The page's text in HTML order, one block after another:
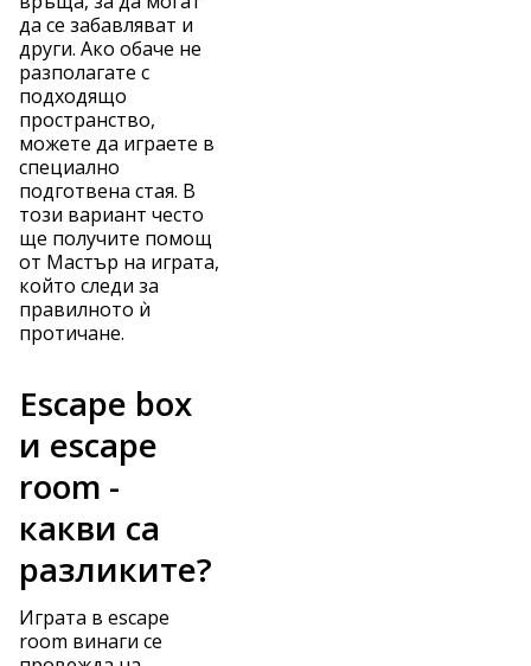
да се забавляват и
други. Ако обаче не
разполагате с
подходящо
пространство,
можете да играете в
специално
подготвена стая. В
този вариант често
ще получите помощ
от Мастър на играта,
който следи за
правилното ѝ
протичане.
Escape box
и escape
room -
какви са
разликите?
Играта в escape
room винаги се